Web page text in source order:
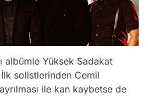
albümle Yüksek Sadakat
solistlerinden Cemil
ile kan kaybetse de